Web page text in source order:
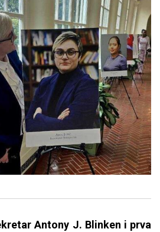
Antony J. Blinken i prva